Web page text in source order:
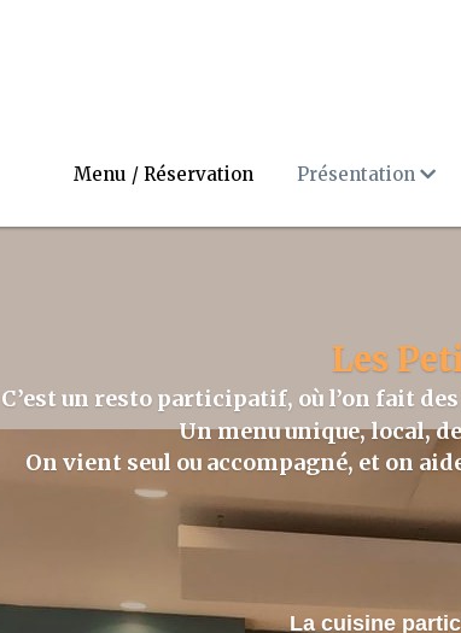
Menu / Réservation Présentation
Les
C’est un resto participatif, où l’on fait
Un menu unique, local,
On vient seul ou accompagné, et on
La cuisine